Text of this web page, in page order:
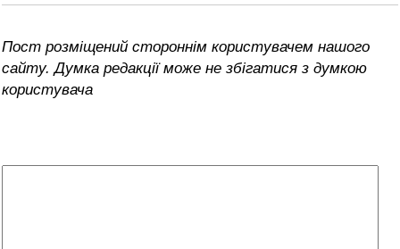
Пост розміщений стороннім користувачем нашого
сайту. Думка редакції може не збігатися з думкою
користувача